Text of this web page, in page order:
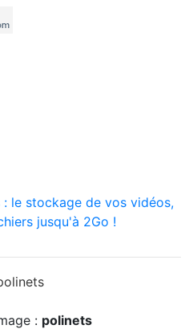
: le stockage de vos vidéos,
jusqu'à 2Go !
: polinets